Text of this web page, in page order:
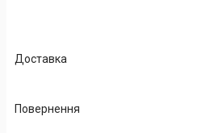
Доставка
Повернення